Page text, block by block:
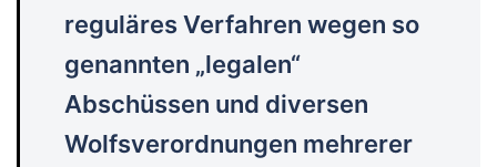
reguläres Verfahren wegen so
genannten „legalen“
Abschüssen und diversen
Wolfsverordnungen mehrerer